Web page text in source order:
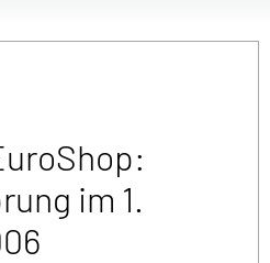
im 1.